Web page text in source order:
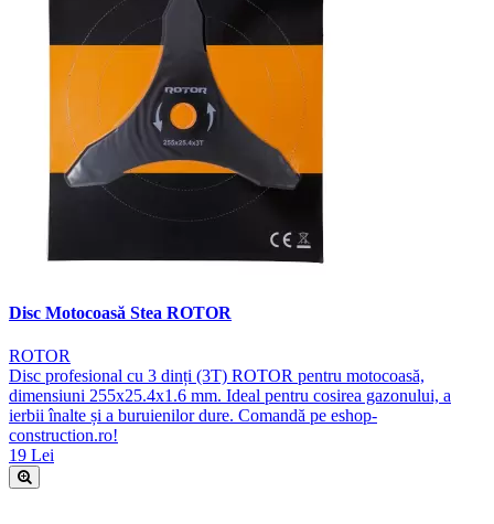
Disc Motocoasă Stea ROTOR
ROTOR
Disc profesional cu 3 dinți (3T) ROTOR pentru motocoasă,
dimensiuni 255x25.4x1.6 mm. Ideal pentru cosirea gazonului, a
ierbii înalte și a buruienilor dure. Comandă pe eshop-
construction.ro!
19 Lei